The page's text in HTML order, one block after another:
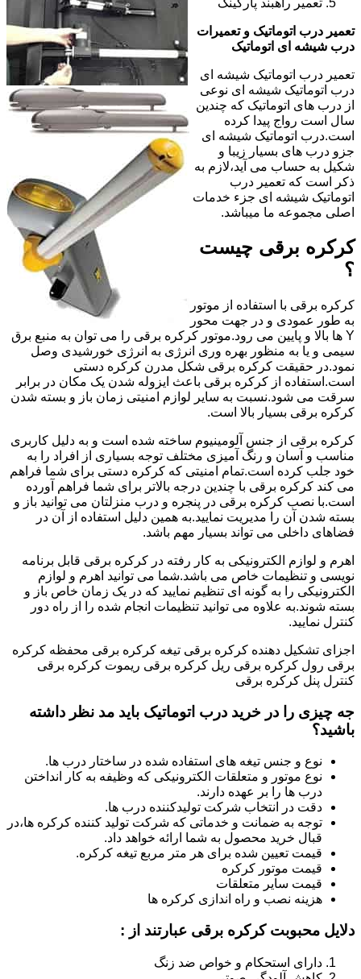
تعمیر راهبند پارکینگ
تعمیر درب اتوماتیک و تعمیرات
درب شیشه ای اتوماتیک
تعمیر درب اتوماتیک شیشه ای
درب اتوماتیک شیشه ای نوعی
از درب های اتوماتیک که چندین
سال است رواج پیدا کرده
است.درب اتوماتیک شیشه ای
جزو درب های بسیار زیبا و
شکیل به حساب می آید،لازم به
ذکر است که تعمیر درب
اتوماتیک شیشه ای جزء خدمات
اصلی مجموعه ما میباشد.
کرکره برقی چیست
؟
کرکره برقی با استفاده از موتور
به طور عمودی و در جهت محور
Y ها بالا و پایین می رود.موتور کرکره برقی را می توان به منبع برق
سیمی و یا به منظور بهره وری انرژی به انرژی خورشیدی وصل
نمود.در حقیقت کرکره برقی شکل مدرن کرکره دستی
است.استفاده از کرکره برقی باعث ایزوله شدن یک مکان در برابر
سرقت می شود.نسبت به سایر لوازم امنیتی زمان باز و بسته شدن
کرکره برقی بسیار بالا است.
کرکره برقی از جنس آلومینیوم ساخته شده است و به دلیل کاربری
مناسب و آسان و رنگ آمیزی مختلف توجه بسیاری از افراد را به
خود جلب کرده است.تمام امنیتی که کرکره دستی برای شما فراهم
می کند کرکره برقی با چندین درجه بالاتر برای شما فراهم آورده
است.با نصب کرکره برقی در پنجره و درب منزلتان می توانید باز و
بسته شدن آن را مدیریت نمایید.به همین دلیل استفاده از آن در
فضاهای داخلی می تواند بسیار مهم باشد.
اهرم و لوازم الکترونیکی به کار رفته در کرکره برقی قابل برنامه
نویسی و تنظیمات خاص می باشد.شما می توانید اهرم و لوازم
الکترونیکی را به گونه ای تنظیم نمایید که در یک زمان خاص باز و
بسته شوند.به علاوه می توانید تنظیمات انجام شده را از راه دور
کنترل نمایید.
اجزای تشکیل دهنده کرکره برقی تیغه کرکره برقی محفظه کرکره
برقی رول کرکره برقی ریل کرکره برقی ریموت کرکره برقی
کنترل پنل کرکره برقی
جه چیزی را در خرید درب اتوماتیک باید مد نظر داشته
باشید؟
نوع و جنس تیغه های استفاده شده در ساختار درب ها.
نوع موتور و متعلقات الکترونیکی که وظیفه به کار انداختن
درب ها را بر عهده دارند.
دقت در انتخاب شرکت تولیدکننده درب ها.
توجه به ضمانت و خدماتی که شرکت تولید کننده کرکره ها،در
قبال خرید محصول به شما ارائه خواهد داد.
قیمت تعیین شده برای هر متر مربع تیغه کرکره.
قیمت موتور کرکره
قیمت سایر متعلقات
هزینه نصب و راه اندازی کرکره ها
دلایل محبوبت کرکره برقی عبارتند از :
دارای استحکام و خواص ضد زنگ